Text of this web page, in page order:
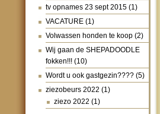
tv opnames 23 sept 2015 (1)
VACATURE (1)
Volwassen honden te koop (2)
Wij gaan de SHEPADOODLE
fokken!!! (10)
Wordt u ook gastgezin???? (5)
ziezobeurs 2022 (1)
ziezo 2022 (1)